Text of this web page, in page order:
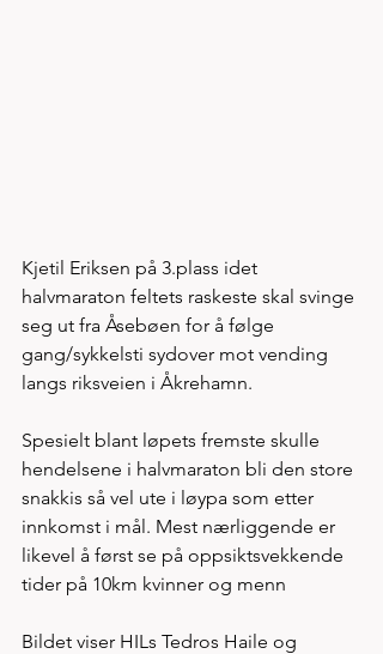
Kjetil Eriksen på 3.plass idet
halvmaraton feltets raskeste skal svinge
seg ut fra Åsebøen for å følge
gang/sykkelsti sydover mot vending
langs riksveien i Åkrehamn.
Spesielt blant løpets fremste skulle
hendelsene i halvmaraton bli den store
snakkis så vel ute i løypa som etter
innkomst i mål. Mest nærliggende er
likevel å først se på oppsiktsvekkende
tider på 10km kvinner og menn
Bildet viser HILs Tedros Haile og